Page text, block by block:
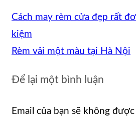
Cách may rèm cửa đẹp rất
kiệm
Rèm vải một màu tại Hà Nội
Để lại một bình luận
Email của bạn sẽ không